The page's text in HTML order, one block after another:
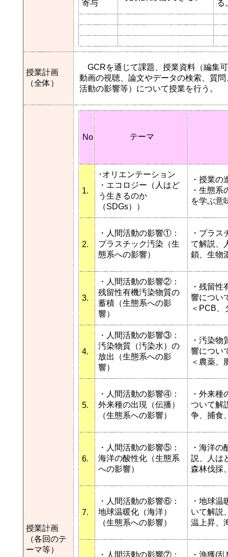
寄与 る
授業計画
（全体）
GCRを通じて課題、授業資料（編集
動画の視聴、論文やデータの検索、質
活動の影響等）について授業を行う。
授業計画
（各回のテ
ーマ等）
No テーマ
1.
･オリエンテーション
・エコロジー（人はど
う生きるのか
（SDGs））
・授業
・生態
を学ぶ意
2.
・人間活動の影響①：
プラスチック汚染（生
態系への影響）
・プラ
て解説、
鎖、生物
3.
・人間活動の影響②：
残留性有機汚染物質の
蓄積（生態系への影
響）
・残留
響につい
＜PCB、
4.
・人間活動の影響③：
汚染物質（汚染水）の
放出（生態系への影
響）
・汚染
響につい
＜農薬、
5.
・人間活動の影響④：
外来種の出現（伝播）
（生態系への影響）
・外来
ついて解
争、捕食
6.
・人間活動の影響⑤：
海洋の酸性化（生態系
への影響）
・海洋
説、人は
森林伐採
7.
・人間活動の影響⑥：
地球温暖化（海洋）
（生態系への影響）
・地球
いて解説
温上昇、
・人間活動の影響⑦：
・漁獲(